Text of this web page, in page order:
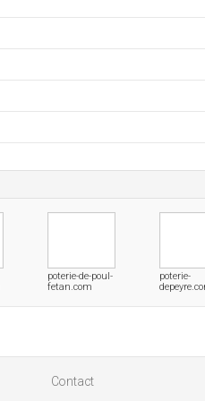
poterie-de-poul-
fetan.com
poterie-
Contact